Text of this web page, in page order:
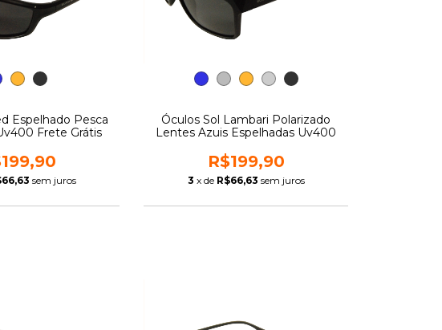
Espelhado Pesca
Frete Grátis
sem juros
Óculos Sol Lambari Polarizado
Lentes Azuis Espelhadas Uv400
R$199,90
3 x de R$66,63 sem juros